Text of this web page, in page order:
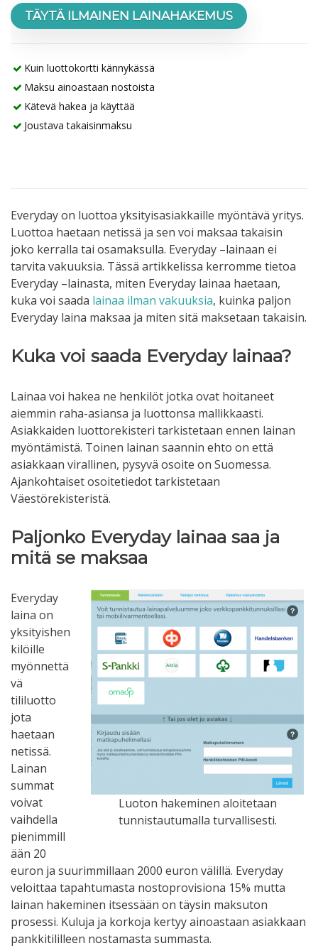
TÄYTÄ ILMAINEN LAINAHAKEMUS
Kuin luottokortti kännykässä
Maksu ainoastaan nostoista
Kätevä hakea ja käyttää
Joustava takaisinmaksu
Everyday on luottoa yksityisasiakkaille myöntävä yritys.
Luottoa haetaan netissä ja sen voi maksaa takaisin
joko kerralla tai osamaksulla. Everyday –lainaan ei
tarvita vakuuksia. Tässä artikkelissa kerromme tietoa
Everyday –lainasta, miten Everyday lainaa haetaan,
kuka voi saada lainaa ilman vakuuksia, kuinka paljon
Everyday laina maksaa ja miten sitä maksetaan takaisin.
Kuka voi saada Everyday lainaa?
Lainaa voi hakea ne henkilöt jotka ovat hoitaneet
aiemmin raha-asiansa ja luottonsa mallikkaasti.
Asiakkaiden luottorekisteri tarkistetaan ennen lainan
myöntämistä. Toinen lainan saannin ehto on että
asiakkaan virallinen, pysyvä osoite on Suomessa.
Ajankohtaiset osoitetiedot tarkistetaan
Väestörekisteristä.
Paljonko Everyday lainaa saa ja
mitä se maksaa
Luoton hakeminen aloitetaan
tunnistautumalla turvallisesti.
Everyday
laina on
yksityishen
kilöille
myönnettä
vä
tililuotto
jota
haetaan
netissä.
Lainan
summat
voivat
vaihdella
pienimmill
ään 20
euron ja suurimmillaan 2000 euron välillä. Everyday
veloittaa tapahtumasta nostoprovisiona 15% mutta
lainan hakeminen itsessään on täysin maksuton
prosessi. Kuluja ja korkoja kertyy ainoastaan asiakkaan
pankkitililleen nostamasta summasta.